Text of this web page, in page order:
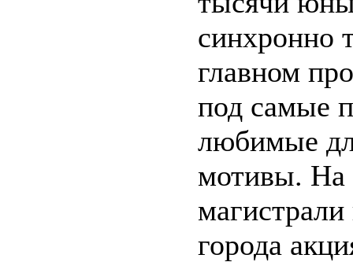
синхронно
главном
под самые
любимые
мотивы. На
города